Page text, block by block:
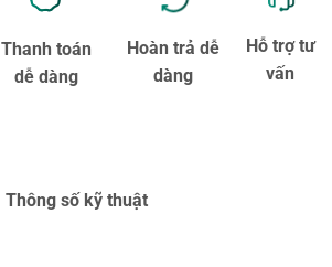
Thanh toán
dễ dàng
Hoàn trả dễ
dàng
Hỗ trợ tư
vấn
Thông số kỹ thuật